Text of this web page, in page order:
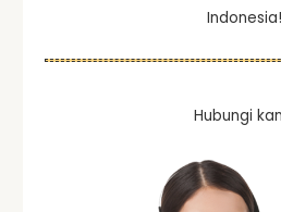
Indonesia!
Hubungi